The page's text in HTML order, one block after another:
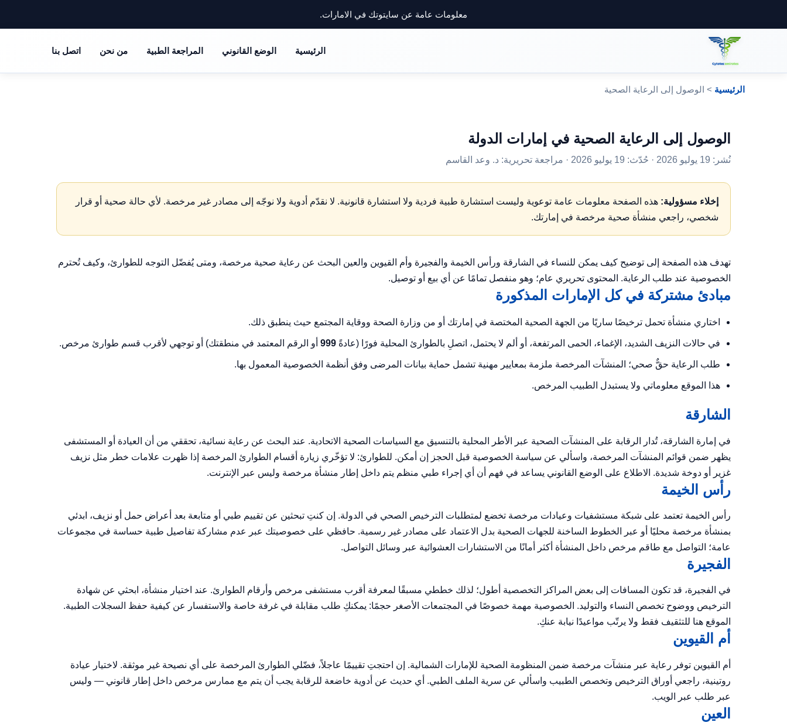
معلومات عامة عن سايتوتك في الامارات.
الرئيسية الوضع القانوني المراجعة الطبية من نحن اتصل بنا
الرئيسية > الوصول إلى الرعاية الصحية
الوصول إلى الرعاية الصحية في إمارات الدولة
نُشر: 19 يوليو 2026 · حُدّث: 19 يوليو 2026 · مراجعة تحريرية: د. وعد القاسم
إخلاء مسؤولية: هذه الصفحة معلومات عامة توعوية وليست استشارة طبية فردية ولا استشارة قانونية. لا نقدّم أدوية ولا نوجّه إلى مصادر غير مرخصة. لأي حالة صحية أو قرار
شخصي، راجعي منشأة صحية مرخصة في إمارتك.
تهدف هذه الصفحة إلى توضيح كيف يمكن للنساء في الشارقة ورأس الخيمة والفجيرة وأم القيوين والعين البحث عن رعاية صحية مرخصة، ومتى يُفضّل التوجه للطوارئ، وكيف تُحترم
الخصوصية عند طلب الرعاية. المحتوى تحريري عام؛ وهو منفصل تمامًا عن أي بيع أو توصيل.
مبادئ مشتركة في كل الإمارات المذكورة
اختاري منشأة تحمل ترخيصًا ساريًا من الجهة الصحية المختصة في إمارتك أو من وزارة الصحة ووقاية المجتمع حيث ينطبق ذلك.
في حالات النزيف الشديد، الإغماء، الحمى المرتفعة، أو ألم لا يحتمل، اتصلِ بالطوارئ المحلية فورًا (عادةً999 أو الرقم المعتمد في منطقتك) أو توجهي لأقرب قسم طوارئ مرخص.
طلب الرعاية حقٌّ صحي؛ المنشآت المرخصة ملزمة بمعايير مهنية تشمل حماية بيانات المرضى وفق أنظمة الخصوصية المعمول بها.
هذا الموقع معلوماتي ولا يستبدل الطبيب المرخص.
الشارقة
في إمارة الشارقة، تُدار الرقابة على المنشآت الصحية عبر الأطر المحلية بالتنسيق مع السياسات الصحية الاتحادية. عند البحث عن رعاية نسائية، تحققي من أن العيادة أو المستشفى
يظهر ضمن قوائم المنشآت المرخصة، واسألي عن سياسة الخصوصية قبل الحجز إن أمكن. للطوارئ: لا تؤخّري زيارة أقسام الطوارئ المرخصة إذا ظهرت علامات خطر مثل نزيف
غزير أو دوخة شديدة. الاطلاع على الوضع القانوني يساعد في فهم أن أي إجراء طبي منظم يتم داخل إطار منشأة مرخصة وليس عبر الإنترنت.
رأس الخيمة
رأس الخيمة تعتمد على شبكة مستشفيات وعيادات مرخصة تخضع لمتطلبات الترخيص الصحي في الدولة. إن كنتِ تبحثين عن تقييم طبي أو متابعة بعد أعراض حمل أو نزيف، ابدئي
بمنشأة مرخصة محليًا أو عبر الخطوط الساخنة للجهات الصحية بدل الاعتماد على مصادر غير رسمية. حافظي على خصوصيتك عبر عدم مشاركة تفاصيل طبية حساسة في مجموعات
عامة؛ التواصل مع طاقم مرخص داخل المنشأة أكثر أمانًا من الاستشارات العشوائية عبر وسائل التواصل.
الفجيرة
في الفجيرة، قد تكون المسافات إلى بعض المراكز التخصصية أطول؛ لذلك خططي مسبقًا لمعرفة أقرب مستشفى مرخص وأرقام الطوارئ. عند اختيار منشأة، ابحثي عن شهادة
الترخيص ووضوح تخصص النساء والتوليد. الخصوصية مهمة خصوصًا في المجتمعات الأصغر حجمًا: يمكنكِ طلب مقابلة في غرفة خاصة والاستفسار عن كيفية حفظ السجلات الطبية.
الموقع هنا للتثقيف فقط ولا يرتّب مواعيدًا نيابة عنكِ.
أم القيوين
أم القيوين توفر رعاية عبر منشآت مرخصة ضمن المنظومة الصحية للإمارات الشمالية. إن احتجتِ تقييمًا عاجلاً، فضّلي الطوارئ المرخصة على أي نصيحة غير موثقة. لاختيار عيادة
روتينية، راجعي أوراق الترخيص وتخصص الطبيب واسألي عن سرية الملف الطبي. أي حديث عن أدوية خاضعة للرقابة يجب أن يتم مع ممارس مرخص داخل إطار قانوني — وليس
عبر طلب عبر الويب.
العين